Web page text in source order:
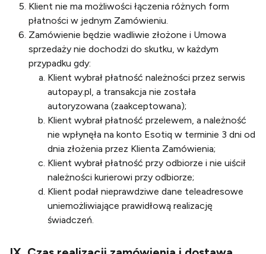
Klient nie ma możliwości łączenia różnych form
płatności w jednym Zamówieniu.
Zamówienie będzie wadliwie złożone i Umowa
sprzedaży nie dochodzi do skutku, w każdym
przypadku gdy:
Klient wybrał płatność należności przez serwis
autopay.pl, a transakcja nie została
autoryzowana (zaakceptowana);
Klient wybrał płatność przelewem, a należność
nie wpłynęła na konto Esotiq w terminie 3 dni od
dnia złożenia przez Klienta Zamówienia;
Klient wybrał płatność przy odbiorze i nie uiścił
należności kurierowi przy odbiorze;
Klient podał nieprawdziwe dane teleadresowe
uniemożliwiające prawidłową realizację
świadczeń.